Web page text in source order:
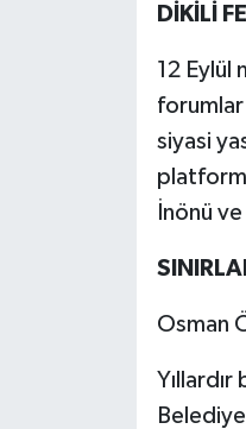
DİKİLİ
12 Eylül
siyasi
platform
İnönü
Osman